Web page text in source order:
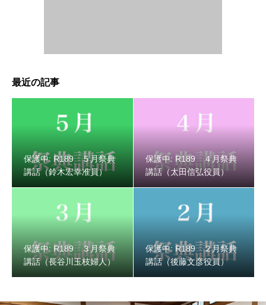
保護中: R189 ３月祭典講話（長谷川玉枝婦人）
最近の記事
保護中: R189 ５月祭典
講話（鈴木宏幸准員）
保護中: R189 ４月祭典
講話（太田信弘役員）
保護中: R189 ３月祭典
講話（長谷川玉枝婦人）
保護中: R189 ２月祭典
講話（後藤文彦役員）